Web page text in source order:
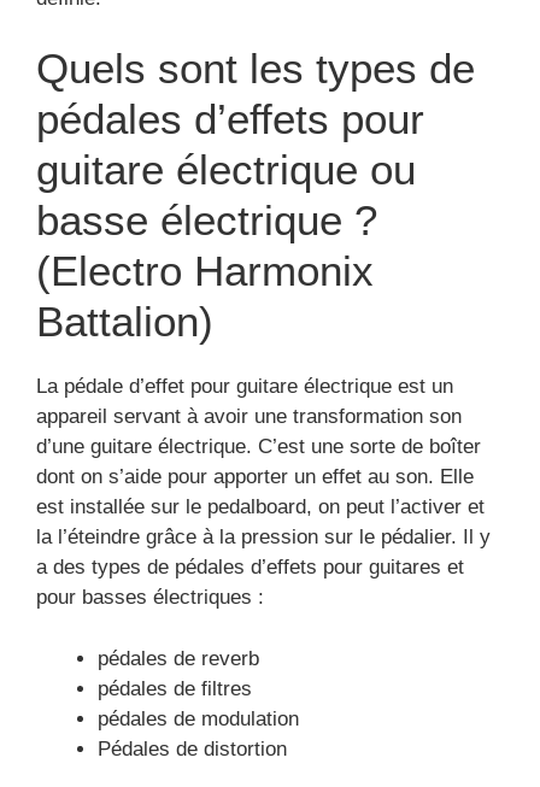
Quels sont les types de
pédales d’effets pour
guitare électrique ou
basse électrique ?
(Electro Harmonix
Battalion)
La pédale d’effet pour guitare électrique est un
appareil servant à avoir une transformation son
d’une guitare électrique. C’est une sorte de boîter
dont on s’aide pour apporter un effet au son. Elle
est installée sur le pedalboard, on peut l’activer et
la l’éteindre grâce à la pression sur le pédalier. Il y
a des types de pédales d’effets pour guitares et
pour basses électriques :
pédales de reverb
pédales de filtres
pédales de modulation
Pédales de distortion